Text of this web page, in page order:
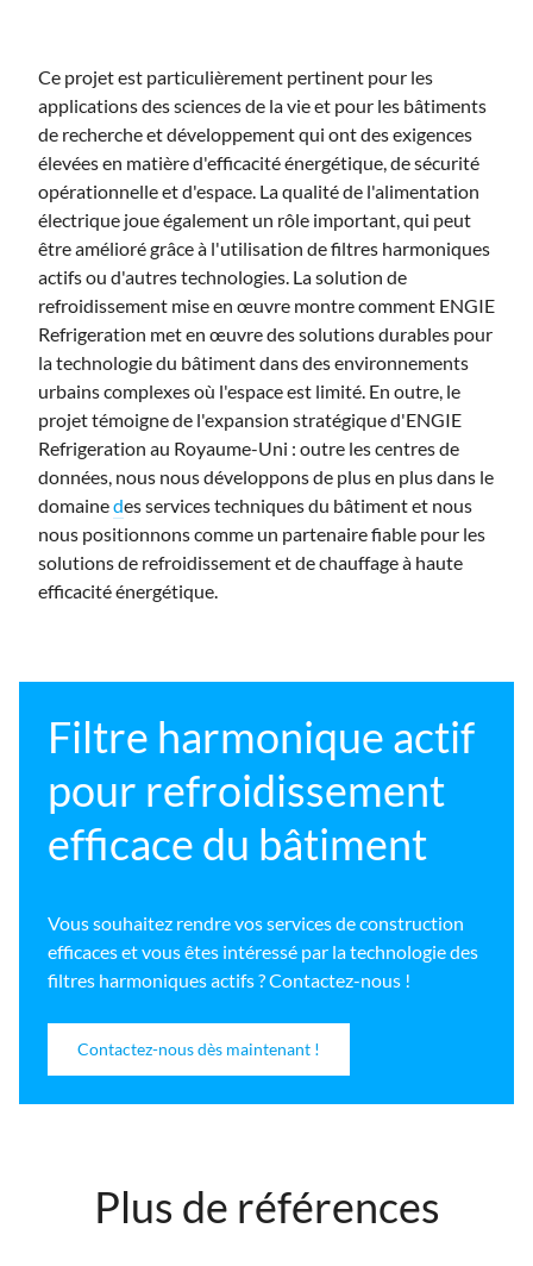
Ce projet est particulièrement pertinent pour les
applications des sciences de la vie et pour les bâtiments
de recherche et développement qui ont des exigences
élevées en matière d'efficacité énergétique, de sécurité
opérationnelle et d'espace. La qualité de l'alimentation
électrique joue également un rôle important, qui peut
être amélioré grâce à l'utilisation de filtres harmoniques
actifs ou d'autres technologies. La solution de
refroidissement mise en œuvre montre comment ENGIE
Refrigeration met en œuvre des solutions durables pour
la technologie du bâtiment dans des environnements
urbains complexes où l'espace est limité. En outre, le
projet témoigne de l'expansion stratégique d'ENGIE
Refrigeration au Royaume-Uni : outre les centres de
données, nous nous développons de plus en plus dans le
domainedes services techniques du bâtiment et nous
nous positionnons comme un partenaire fiable pour les
solutions de refroidissement et de chauffage à haute
efficacité énergétique.
Filtre harmonique actif
pour refroidissement
efficace du bâtiment
Vous souhaitez rendre vos services de construction
efficaces et vous êtes intéressé par la technologie des
filtres harmoniques actifs ? Contactez-nous !
Contactez-nous dès maintenant !
Plus de références